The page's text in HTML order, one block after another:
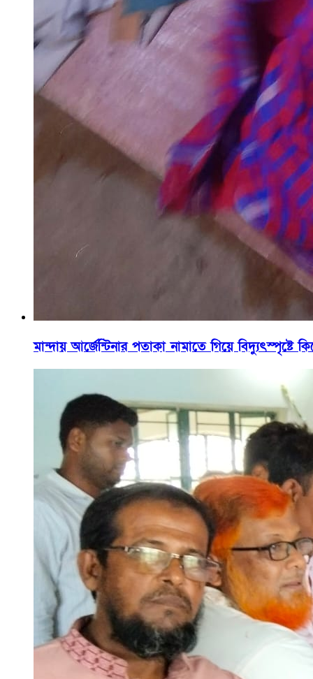
মান্দায় আর্জেন্টিনার পতাকা নামাতে গিয়ে বিদ্যুৎস্পৃষ্টে